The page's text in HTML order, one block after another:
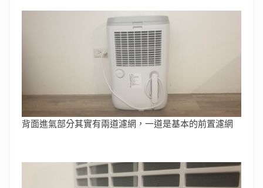
背面進氣部分其實有兩道濾網，一道是基本的前置濾網